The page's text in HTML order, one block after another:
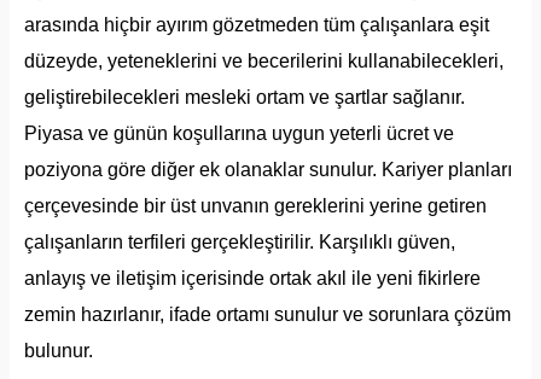
arasında hiçbir ayırım gözetmeden tüm çalışanlara eşit
düzeyde, yeteneklerini ve becerilerini kullanabilecekleri,
geliştirebilecekleri mesleki ortam ve şartlar sağlanır.
Piyasa ve günün koşullarına uygun yeterli ücret ve
poziyona göre diğer ek olanaklar sunulur. Kariyer planları
çerçevesinde bir üst unvanın gereklerini yerine getiren
çalışanların terfileri gerçekleştirilir. Karşılıklı güven,
anlayış ve iletişim içerisinde ortak akıl ile yeni fikirlere
zemin hazırlanır, ifade ortamı sunulur ve sorunlara çözüm
bulunur.